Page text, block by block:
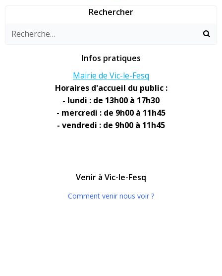
Rechercher
Infos pratiques
Mairie de Vic-le-Fesq
Horaires d'accueil du public :
- lundi : de 13h00 à 17h30
- mercredi : de 9h00 à 11h45
- vendredi : de 9h00 à 11h45
Venir à Vic-le-Fesq
Comment venir nous voir ?